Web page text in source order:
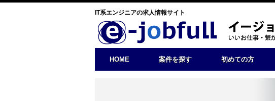
IT系エンジニアの求人情報サイト
HOME 案件を探す 初めての方